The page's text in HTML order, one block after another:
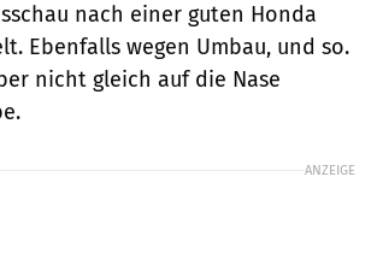
nach einer guten Honda
Ebenfalls wegen Umbau, und so.
nicht gleich auf die Nase
ANZEIGE